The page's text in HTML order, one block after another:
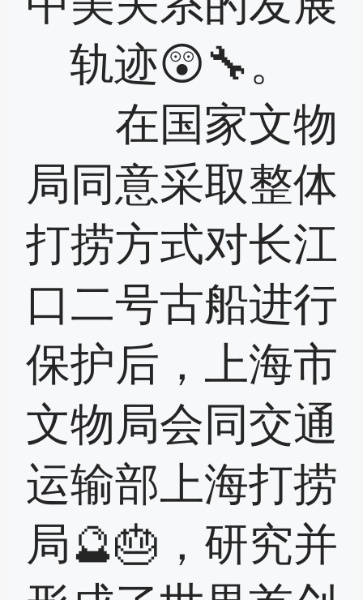
轨迹😲🔧。
在国家文物
局同意采取整体
打捞方式对长江
口二号古船进行
保护后，上海市
文物局会同交通
运输部上海打捞
局🔮🎂，研究并